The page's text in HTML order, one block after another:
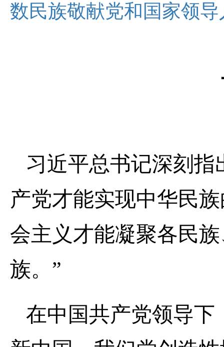
数民族敬献党和国家领
习近平总书记深刻指
产党才能实现中华民
会主义才能凝聚各民
族。 ”
在中国共产党领导下